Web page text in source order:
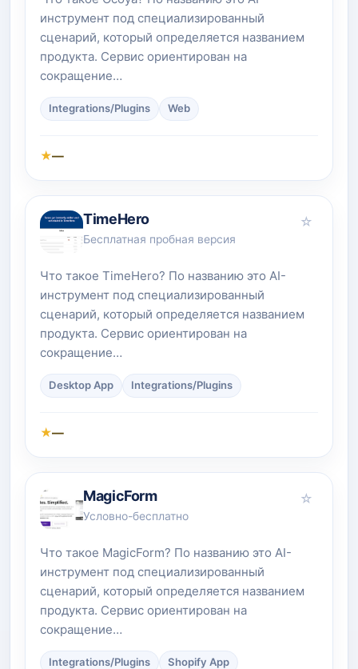
инструмент под специализированный
сценарий, который определяется названием
продукта. Сервис ориентирован на
сокращение…
Integrations/Plugins Web
★—
TimeHero
Бесплатная пробная версия
☆
Что такое TimeHero? По названию это AI-
инструмент под специализированный
сценарий, который определяется названием
продукта. Сервис ориентирован на
сокращение…
Desktop App Integrations/Plugins
★—
MagicForm
Условно-бесплатно
☆
Что такое MagicForm? По названию это AI-
инструмент под специализированный
сценарий, который определяется названием
продукта. Сервис ориентирован на
сокращение…
Integrations/Plugins Shopify App